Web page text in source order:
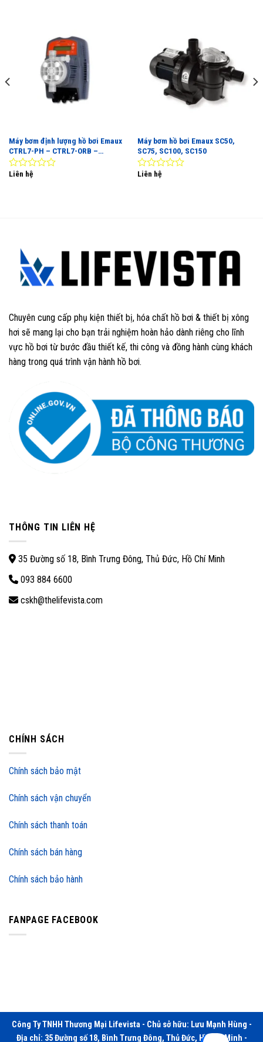
Máy bơm định lượng hồ bơi Emaux
CTRL7-PH – CTRL7-ORB –
CTRL20-PH – CTRL20-ORB
0
Liên hệ
Máy bơm hồ bơi Emaux SC50,
SC75, SC100, SC150
0
Liên hệ
Chuyên cung cấp phụ kiện thiết bị, hóa chất hồ bơi & thiết bị xông
hơi sẽ mang lại cho bạn trải nghiệm hoàn hảo dành riêng cho lĩnh
vực hồ bơi từ bước đầu thiết kế, thi công và đồng hành cùng khách
hàng trong quá trình vận hành hồ bơi.
THÔNG TIN LIÊN HỆ
35 Đường số 18, Bình Trưng Đông, Thủ Đức, Hồ Chí Minh
093 884 6600
cskh@thelifevista.com
CHÍNH SÁCH
Chính sách bảo mật
Chính sách vận chuyển
Chính sách thanh toán
Chính sách bán hàng
Chính sách bảo hành
FANPAGE FACEBOOK
Công Ty TNHH Thương Mại Lifevista - Chủ sở hữu: Lưu Mạnh Hùng -
Địa chỉ: 35 Đường số 18, Bình Trưng Đông, Thủ Đức, Hồ Chí Minh -